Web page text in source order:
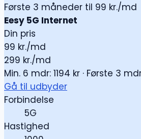
Første 3 måneder til 99 kr./md
Eesy 5G Internet
Din pris
99 kr./md
299 kr./md
Min. 6 mdr: 1194 kr · Første 3
Gå til udbyder
Forbindelse
5G
Hastighed